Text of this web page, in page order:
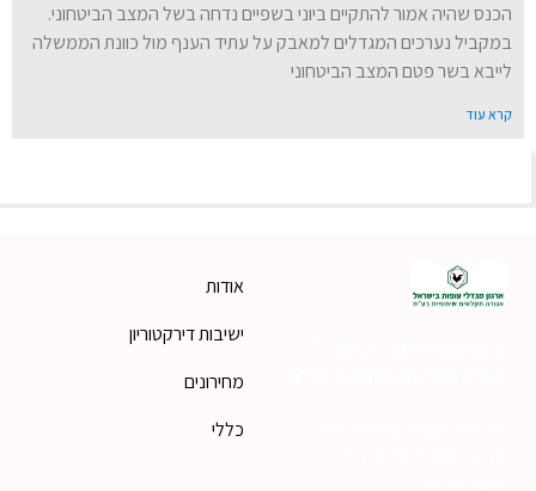
הכנס שהיה אמור להתקיים ביוני בשפיים נדחה בשל המצב הביטחוני.
במקביל נערכים המגדלים למאבק על עתיד הענף מול כוונת הממשלה
לייבא בשר פטם המצב הביטחוני
קרא עוד
אודות
ישיבות דירקטוריון
מחירונים
כללי